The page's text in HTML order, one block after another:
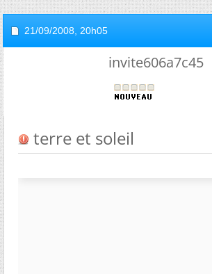
21/09/2008, 20h05
invite606a7c45
terre et soleil